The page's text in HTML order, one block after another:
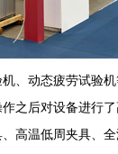
动态疲劳试验
之后对设备进行
高温低周夹具、